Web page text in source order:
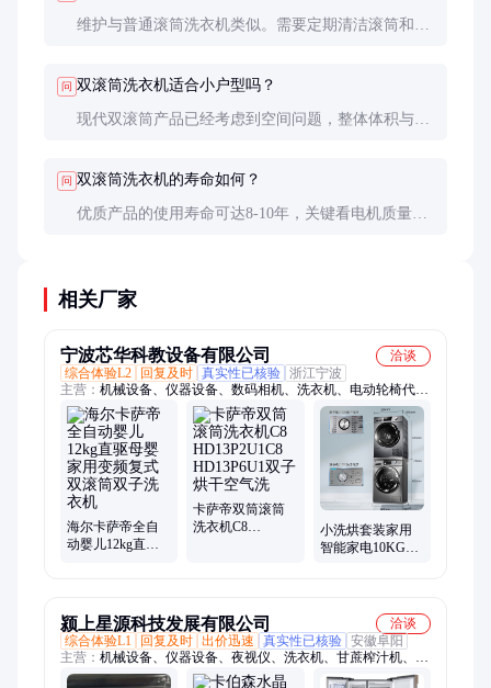
维护与普通滚筒洗衣机类似。需要定期清洁滚筒和橡
并不复杂。
问 双滚筒洗衣机适合小户型吗？
现代双滚筒产品已经考虑到空间问题，整体体积与普
间。
问 双滚筒洗衣机的寿命如何？
优质产品的使用寿命可达8-10年，关键看电机质量和
相关厂家
宁波芯华科教设备有限公司
洽谈
综合体验L2
回复及时 真实性已核验 浙江宁波
主营： 机械设备、仪器设备、数码相机、洗衣机、电动轮椅代步
车、链条开沟机、空气能热水器、开槽机、激光焊接机、木工数
控雕刻机、全自动切割机、古筝、大型健身房跑步机、雕刻机、
工业制氮机、管线探测仪、雅马哈电钢琴、美式箱式变电站、三
角立式钢琴、超声波清洗机、工业加湿器、花梨木罗汉床、旁轴
数码相机
海尔卡萨帝全自
动婴儿12kg直驱
卡萨帝双筒滚筒
洗衣机C8
小洗烘套装家用
智能家电10KG滚
颍上星源科技发展有限公司
洽谈
综合体验L1
回复及时 出价迅速 真实性已核验 安徽阜阳
主营： 机械设备、仪器设备、夜视仪、洗衣机、甘蔗榨汁机、叉
车、海纹石手链、香薰机、洗地机、落地式音箱、根雕木雕、检